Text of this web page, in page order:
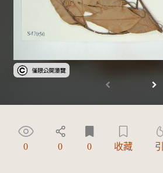
受著作權法保護-僅限於本平台有限
0 0 0 收藏